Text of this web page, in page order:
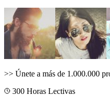
>> Únete a más de 1.000.000
300 Horas Lectivas